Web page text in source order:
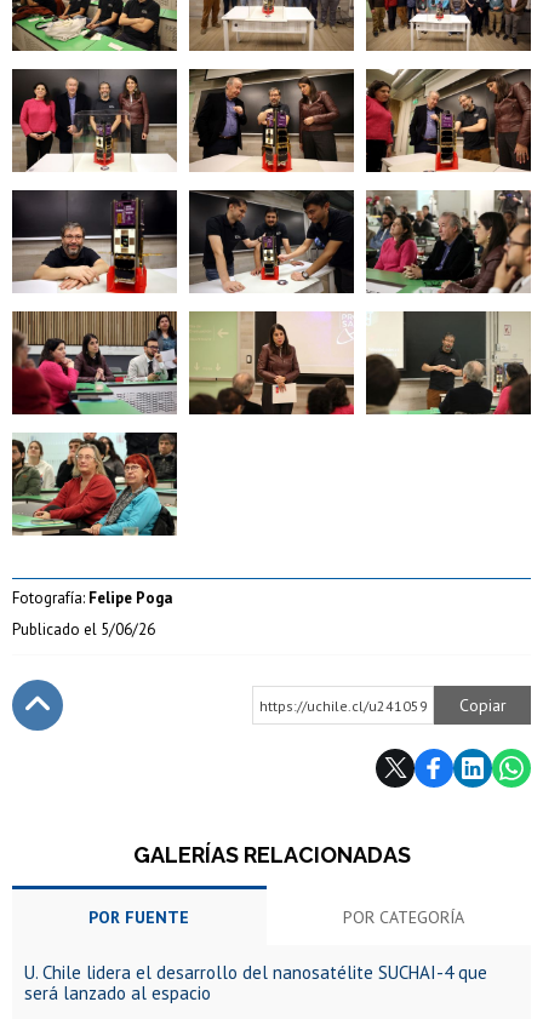
Zoom Zoom Zoom
Zoom Zoom
Zoom Zoom Zoom
Zoom
Fotografía: Felipe Poga
Publicado el 5/06/26
https://uchile.cl/u241059 Copiar
GALERÍAS RELACIONADAS
POR FUENTE POR CATEGORÍA
U. Chile lidera el desarrollo del nanosatélite SUCHAI-4 que
será lanzado al espacio